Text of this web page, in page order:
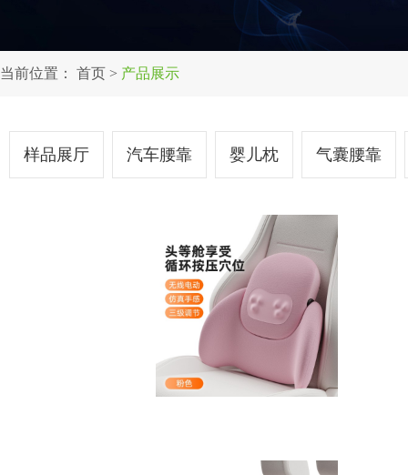
当前位置： 首页 > 产品展示
样品展厅 汽车腰靠 婴儿枕 气囊腰靠